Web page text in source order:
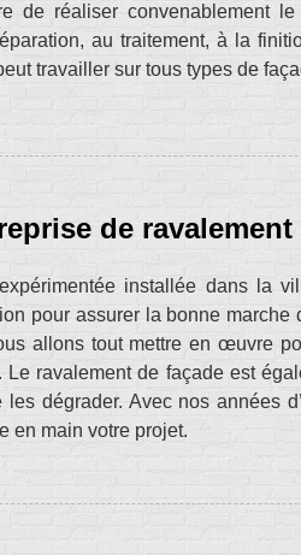
de réaliser convenablement
au traitement, à la
travailler sur tous types de
de
installée dans la
pour assurer la bonne
allons tout mettre en œuvre
ravalement de façade est
dégrader. Avec nos années
en main votre projet.